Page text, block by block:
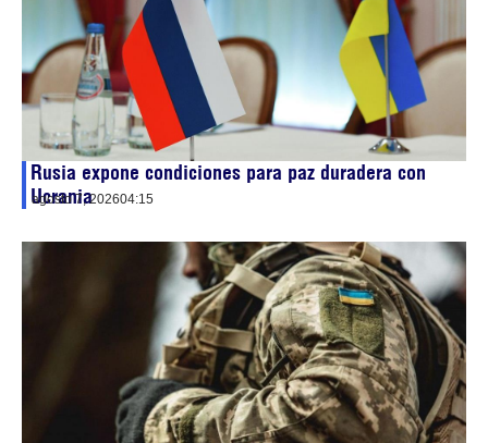
Rusia expone condiciones para paz duradera con
Ucrania
agosto 7, 202604:15